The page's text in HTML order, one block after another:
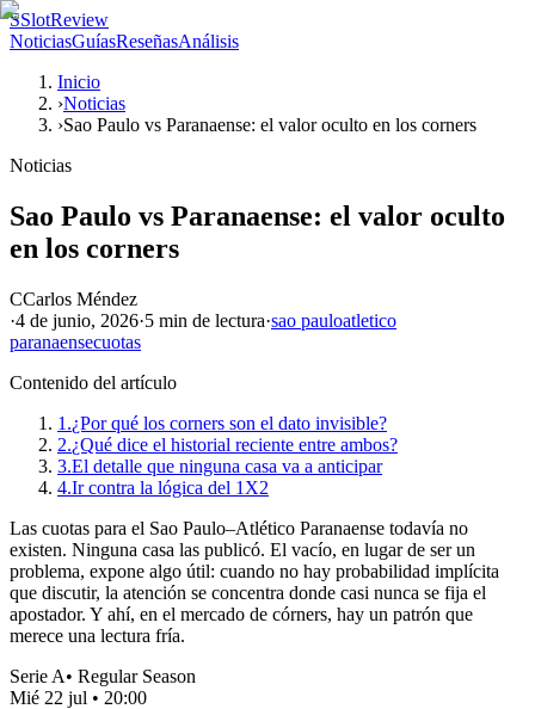
SSlotReview
NoticiasGuíasReseñasAnálisis
Inicio
›Noticias
›Sao Paulo vs Paranaense: el valor oculto en los corners
Noticias
Sao Paulo vs Paranaense: el valor oculto
en los corners
CCarlos Méndez
·4 de junio, 2026·5 min de lectura·sao pauloatletico
paranaensecuotas
Contenido del artículo
1.¿Por qué los corners son el dato invisible?
2.¿Qué dice el historial reciente entre ambos?
3.El detalle que ninguna casa va a anticipar
4.Ir contra la lógica del 1X2
Las cuotas para el Sao Paulo–Atlético Paranaense todavía no
existen. Ninguna casa las publicó. El vacío, en lugar de ser un
problema, expone algo útil: cuando no hay probabilidad implícita
que discutir, la atención se concentra donde casi nunca se fija el
apostador. Y ahí, en el mercado de córners, hay un patrón que
merece una lectura fría.
Serie A• Regular Season
Mié 22 jul • 20:00